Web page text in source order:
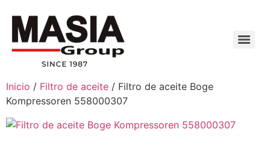
Inicio / Filtro de aceite / Filtro de aceite Boge
Kompressoren 558000307